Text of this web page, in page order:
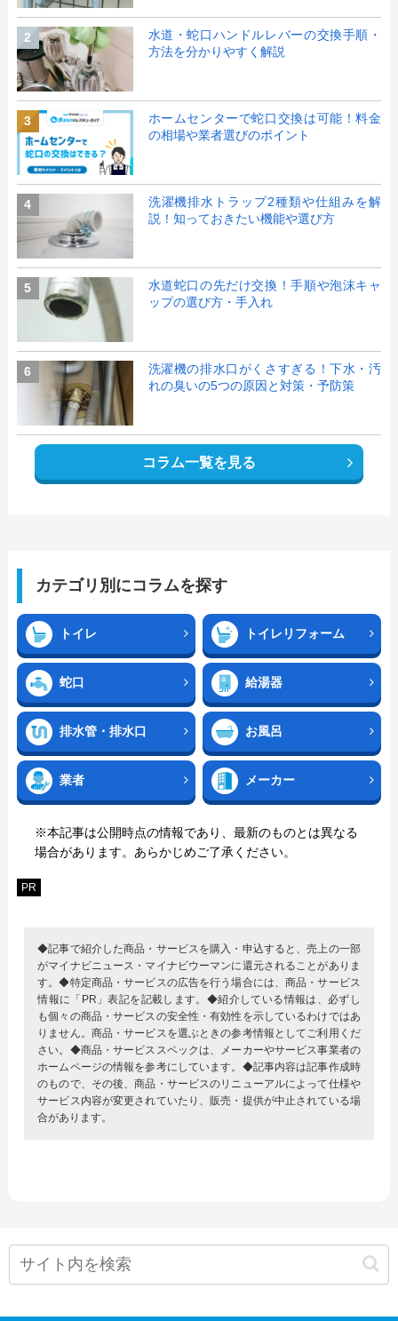
2
水道・蛇口ハンドルレバーの交換手順・
方法を分かりやすく解説
3
ホームセンターで蛇口交換は可能！料金
の相場や業者選びのポイント
4
洗濯機排水トラップ2種類や仕組みを解
説！知っておきたい機能や選び方
5
水道蛇口の先だけ交換！手順や泡沫キャ
ップの選び方・手入れ
6
洗濯機の排水口がくさすぎる！下水・汚
れの臭いの5つの原因と対策・予防策
コラム一覧を見る
カテゴリ別にコラムを探す
トイレ トイレリフォーム
蛇口 給湯器
排水管・排水口 お風呂
業者 メーカー
※本記事は公開時点の情報であり、最新のものとは異なる
場合があります。あらかじめご了承ください。
PR
◆記事で紹介した商品・サービスを購入・申込すると、売上の一部
がマイナビニュース・マイナビウーマンに還元されることがありま
す。◆特定商品・サービスの広告を行う場合には、商品・サービス
情報に「PR」表記を記載します。◆紹介している情報は、必ずし
も個々の商品・サービスの安全性・有効性を示しているわけではあ
りません。商品・サービスを選ぶときの参考情報としてご利用くだ
さい。◆商品・サービススペックは、メーカーやサービス事業者の
ホームページの情報を参考にしています。◆記事内容は記事作成時
のもので、その後、商品・サービスのリニューアルによって仕様や
サービス内容が変更されていたり、販売・提供が中止されている場
合があります。